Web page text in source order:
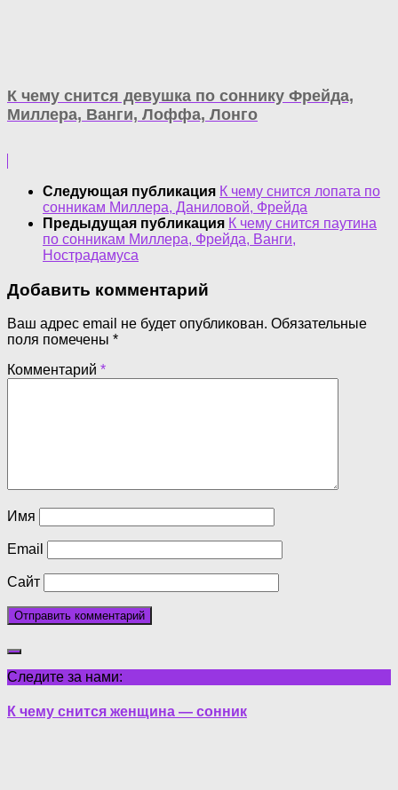
К чему снится девушка по соннику Фрейда,
Миллера, Ванги, Лоффа, Лонго
Следующая публикация К чему снится лопата по
сонникам Миллера, Даниловой, Фрейда
Предыдущая публикация К чему снится паутина
по сонникам Миллера, Фрейда, Ванги,
Нострадамуса
Добавить комментарий
Ваш адрес email не будет опубликован. Обязательные
поля помечены *
Комментарий *
Имя
Email
Сайт
Следите за нами:
К чему снится женщина — сонник